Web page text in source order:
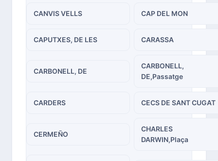
CANVIS VELLS CAP DEL MON
CAPUTXES, DE LES CARASSA
CARBONELL, DE
CARBONELL,
DE,Passatge
CARDERS CECS DE SANT CUGAT
CERMEÑO
CHARLES
DARWIN,Plaça